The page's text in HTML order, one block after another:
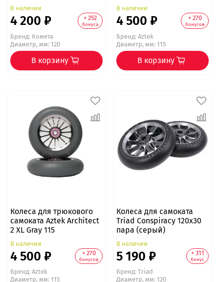
В наличии
4 200 ₽ + 252
бонуса
Бренд:Комета
Диаметр, мм: 120
В корзину
В наличии
4 500 ₽ + 270
бонусов
Бренд:Aztek
Диаметр, мм: 115
В корзину
Колеса для трюкового
самоката Aztek Architect
2 XL Gray 115
В наличии
4 500 ₽ + 270
бонусов
Бренд:Aztek
Диаметр, мм: 115
Колеса для самоката
Triad Conspiracy 120x30
пара (серый)
В наличии
5 190 ₽ + 311
бонус
Бренд:Triad
Диаметр, мм: 120